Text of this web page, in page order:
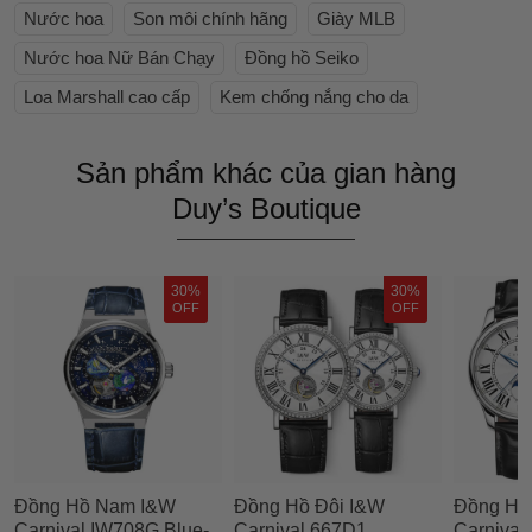
Nước hoa Son môi chính hãng
Giày MLB
Nước hoa Nữ Bán Chạy
Đồng hồ Seiko
Loa Marshall cao cấp
Kem chống nắng cho da
Sản phẩm khác của gian hàng
Duy’s Boutique
30%
OFF
Đồng Hồ Nam I&W
30%
OFF
Đồng Hồ Đôi I&W
Đồng